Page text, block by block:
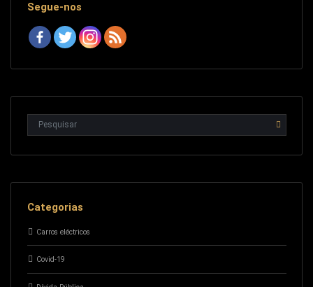
Segue-nos
Categorias
Carros eléctricos
Covid-19